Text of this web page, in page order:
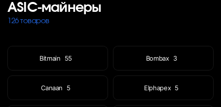
ASIC-майнеры
126 товаров
Bitmain 55 Bombax 3
Canaan 5 Elphapex 5